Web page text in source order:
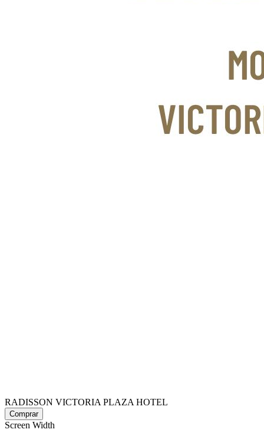
RADISSON VICTORIA PLAZA HOTEL
Screen Width